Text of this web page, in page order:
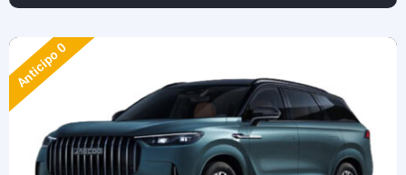
Anticipo 0